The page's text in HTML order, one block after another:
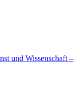
und Wissenschaft –